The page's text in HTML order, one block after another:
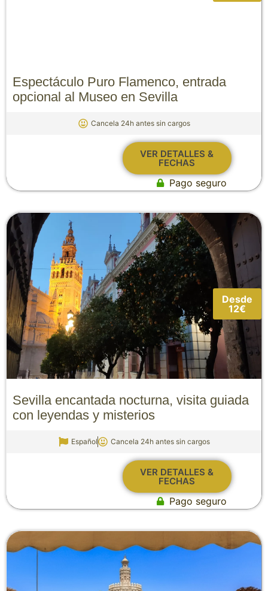
Espectáculo Puro Flamenco, entrada
opcional al Museo en Sevilla
Cancela 24h antes sin cargos
VER DETALLES &
FECHAS
Pago seguro
Desde
12€
Sevilla encantada nocturna, visita guiada
con leyendas y misterios
Español Cancela 24h antes sin cargos
VER DETALLES &
FECHAS
Pago seguro